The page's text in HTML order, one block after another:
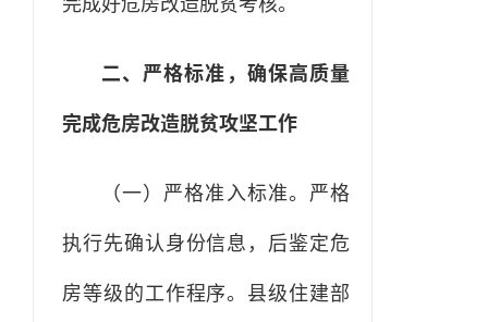
二、严格标准，确保高质量
完成危房改造脱贫攻坚工作
（一）严格准入标准。严格
执行先确认身份信息，后鉴定危
房等级的工作程序。县级住建部